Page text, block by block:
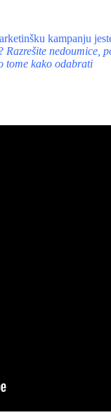
kampanju
Razrešite nedoumice,
tome kako odabrati